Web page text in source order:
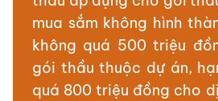
mua sắm không hình
không quá 500 triệu
gói thầu thuộc dự án,
quá 800 triệu đồng cho